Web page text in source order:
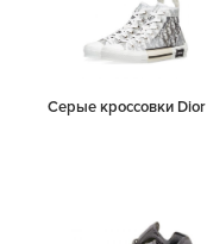
Серые кроссовки Dior